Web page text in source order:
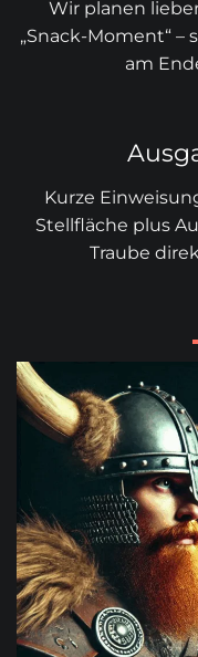
Wir planen
„Snack-Moment“
am
Kurze
Stellfläche plus
Traube